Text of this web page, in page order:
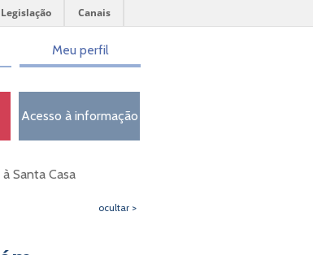
Legislação Canais
Meu perfil
Acesso à informação
Santa Casa
ocultar >